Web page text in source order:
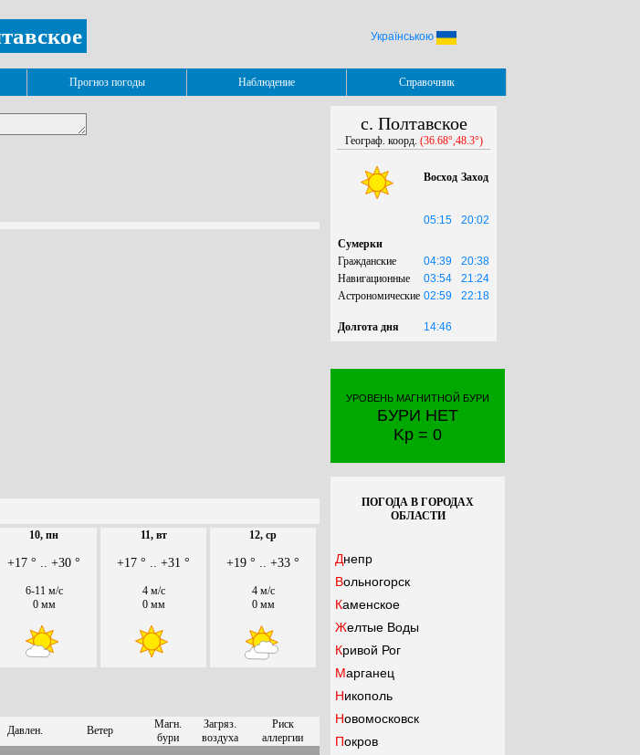
Українською
Прогноз погоды Наблюдение Справочник
10, пн
+17 ° .. +30 °
6-11 м/с
0 мм
11, вт
+17 ° .. +31 °
4 м/с
0 мм
12, ср
+19 ° .. +33 °
4 м/с
0 мм
Давлен. Ветер
Магн.
бури
Загряз.
воздуха
Риск
аллергии
с. Полтавское
Географ. коорд. (36.68°,48.3°)
Восход Заход
05:15
20:02
Сумерки
Гражданские
04:39
20:38
Навигационные
03:54
21:24
Астрономические 02:59 22:18
Долгота дня 14:46
УРОВЕНЬ МАГНИТНОЙ БУРИ
БУРИ НЕТ
Kp = 0
ПОГОДА В ГОРОДАХ
ОБЛАСТИ
Днепр
Вольногорск
Каменское
Желтые Воды
Кривой Рог
Марганец
Никополь
Новомосковск
Покров